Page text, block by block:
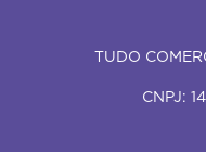
TUDO
CNPJ: